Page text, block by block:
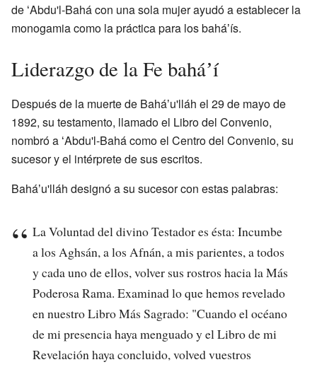
de ʻAbdu'l-Bahá con una sola mujer ayudó a establecer la
monogamia como la práctica para los baháʼís.
Liderazgo de la Fe baháʼí
Después de la muerte de Baháʼu'lláh el 29 de mayo de
1892, su testamento, llamado el Libro del Convenio,
nombró a ʻAbdu'l-Bahá como el Centro del Convenio, su
sucesor y el intérprete de sus escritos.
Baháʼu'lláh designó a su sucesor con estas palabras:
La Voluntad del divino Testador es ésta: Incumbe
a los Aghsán, a los Afnán, a mis parientes, a todos
y cada uno de ellos, volver sus rostros hacia la Más
Poderosa Rama. Examinad lo que hemos revelado
en nuestro Libro Más Sagrado: "Cuando el océano
de mi presencia haya menguado y el Libro de mi
Revelación haya concluido, volved vuestros